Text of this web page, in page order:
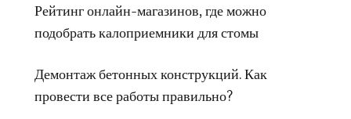
Рейтинг онлайн-магазинов, где можно
подобрать калоприемники для стомы
Демонтаж бетонных конструкций. Как
провести все работы правильно?